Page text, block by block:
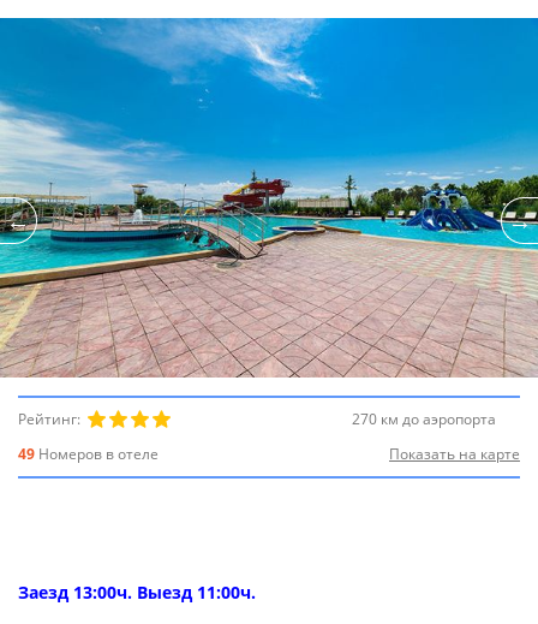
Рейтинг:
270 км до аэропорта
49 Номеров в отеле Показать на карте
Заезд 13:00ч. Выезд 11:00ч.